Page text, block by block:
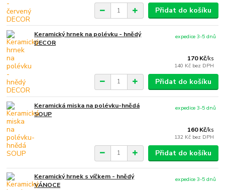
Přidat do košíku
Keramický hrnek na polévku - hnědý
DECOR
170 Kč/ks
140 Kč bez DPH
expedice 3-5 dnů
Přidat do košíku
Keramická miska na polévku-hnědá
SOUP
160 Kč/ks
132 Kč bez DPH
expedice 3-5 dnů
Přidat do košíku
Keramický hrnek s víčkem - hnědý
VÁNOCE
expedice 3-5 dnů